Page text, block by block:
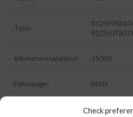
Check
Type:
Kilometerstand(km): 15000
Fahrzeuge: MAN